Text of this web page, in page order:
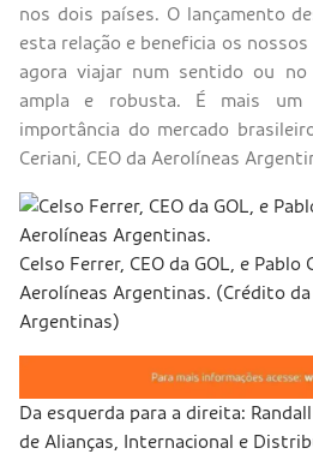
nos dois países. O lançamento
esta relação e beneficia os
agora viajar num sentido ou
ampla e robusta. É mais um
importância do mercado
Ceriani, CEO da Aerolíneas
Celso Ferrer, CEO da GOL, e Pablo
Aerolíneas Argentinas. (Crédito
Argentinas)
Da esquerda para a direita:
de Alianças, Internacional e